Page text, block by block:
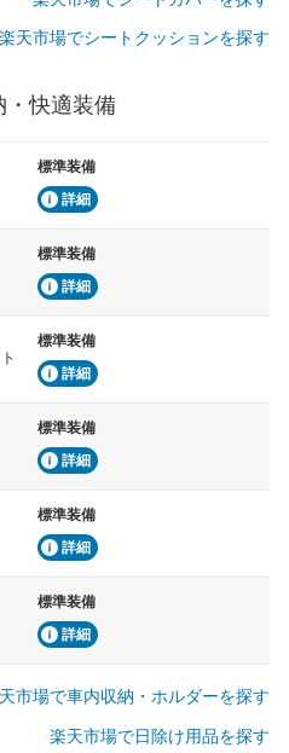
楽天市場でシートクッションを探す
・快適装備
標準装備
詳細
標準装備
詳細
標準装備
詳細
標準装備
詳細
標準装備
詳細
標準装備
詳細
市場で車内収納・ホルダーを探す
楽天市場で日除け用品を探す